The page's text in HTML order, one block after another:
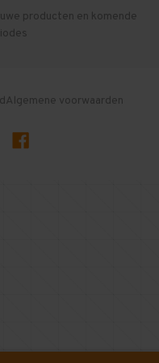
producten en komende
Algemene voorwaarden